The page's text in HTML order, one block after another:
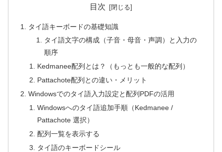
目次
タイ語キーボードの基礎知識
タイ語文字の構成（子音・母音・声調）と入力の
順序
Kedmanee配列とは？（もっとも一般的な配列）
Pattachote配列との違い・メリット
Windowsでのタイ語入力設定と配列PDFの活用
Windowsへのタイ語追加手順（Kedmanee /
Pattachote 選択）
配列一覧を表示する
タイ語のキーボードシール